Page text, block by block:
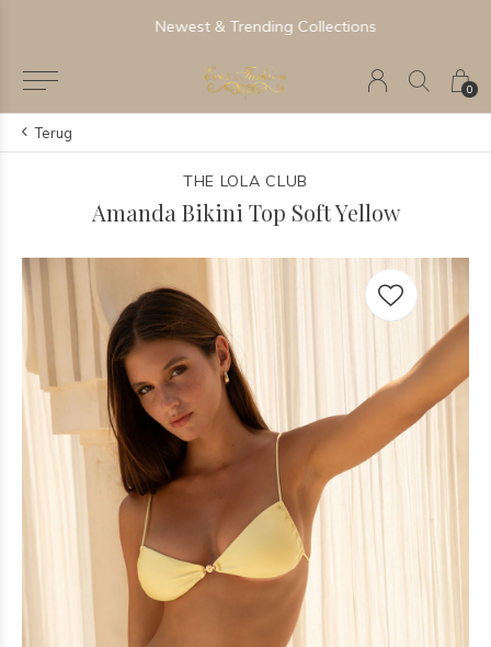
0
Newest & Trending Collections
Terug
THE LOLA CLUB
Amanda Bikini Top Soft Yellow